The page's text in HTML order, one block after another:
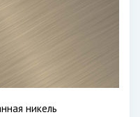
никель